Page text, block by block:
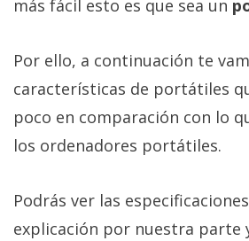
más fácil esto es que sea un
Por ello, a continuación te
características de portátiles
poco en comparación con lo
los ordenadores portátiles.
Podrás ver las
explicación por nuestra parte